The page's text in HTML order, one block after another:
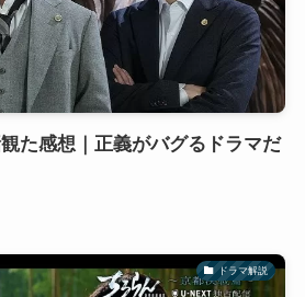
観た感想｜正義がバグるドラマだ
ドラマ解説